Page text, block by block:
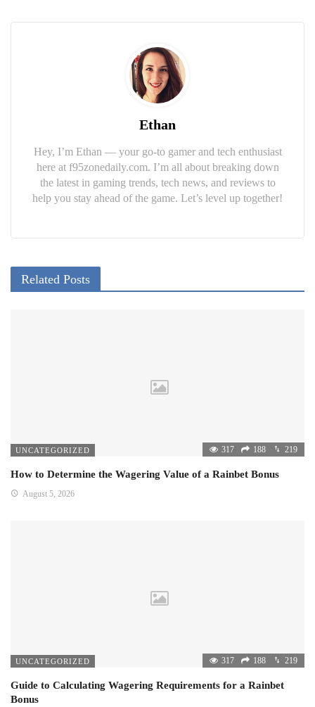
Ethan
Hey, I’m Ethan — your go-to gamer and tech enthusiast
here at f95zonedaily.com. I’m all about breaking down
the latest in gaming trends, tech news, and reviews to
help you stay ahead of the game. Let’s level up together!
Related Posts
UNCATEGORIZED 317 188 219
How to Determine the Wagering Value of a Rainbet Bonus
August 5, 2026
UNCATEGORIZED 317 188 219
Guide to Calculating Wagering Requirements for a Rainbet
Bonus